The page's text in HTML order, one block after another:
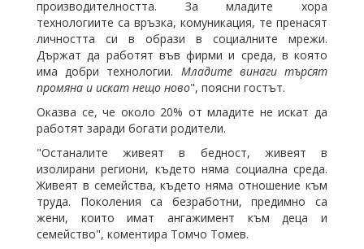
производителността. За младите хора
технологиите са връзка, комуникация, те пренасят
личността си в образи в социалните мрежи.
Държат да работят във фирми и среда, в която
има добри технологии. Младите винаги търсят
промяна и искат нещо ново", поясни гостът.
Оказва се, че около 20% от младите не искат да
работят заради богати родители.
"Останалите живеят в бедност, живеят в
изолирани региони, където няма социална среда.
Живеят в семейства, където няма отношение към
труда. Поколения са безработни, предимно са
жени, които имат ангажимент към деца и
семейство", коментира Томчо Томев.